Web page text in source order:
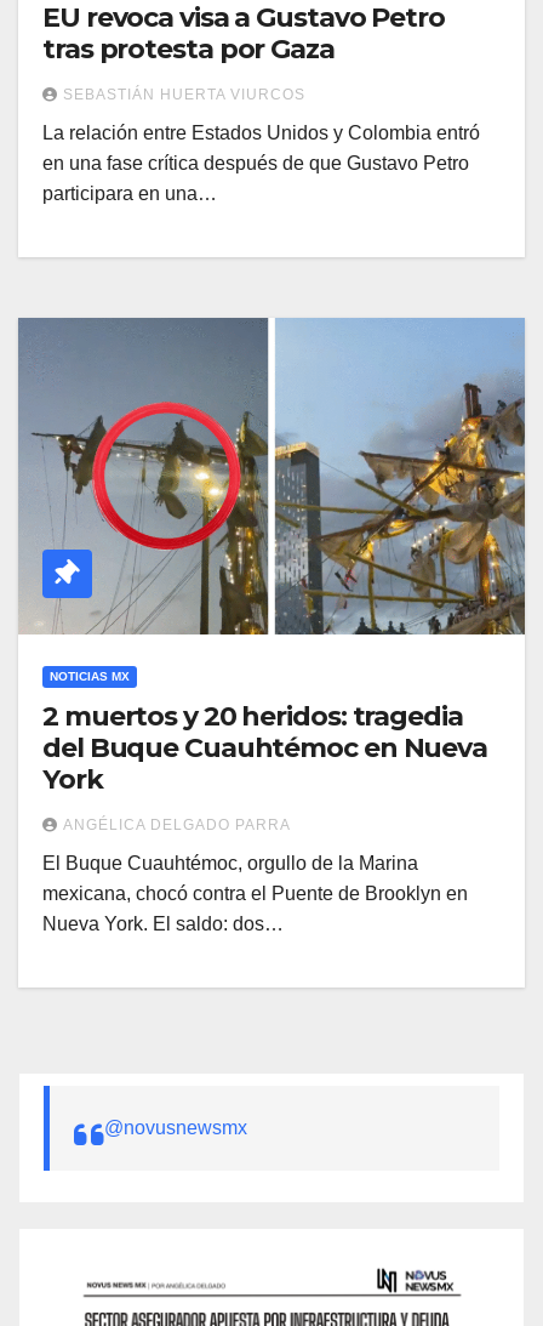
EU revoca visa a Gustavo Petro
tras protesta por Gaza
SEBASTIÁN HUERTA VIURCOS
La relación entre Estados Unidos y Colombia entró
en una fase crítica después de que Gustavo Petro
participara en una…
NOTICIAS MX
2 muertos y 20 heridos: tragedia
del Buque Cuauhtémoc en Nueva
York
ANGÉLICA DELGADO PARRA
El Buque Cuauhtémoc, orgullo de la Marina
mexicana, chocó contra el Puente de Brooklyn en
Nueva York. El saldo: dos…
@novusnewsmx